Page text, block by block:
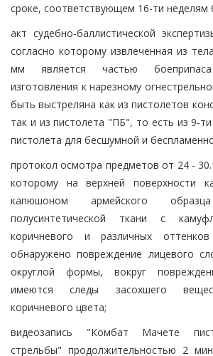
сроке, соответствующем 16-ти неделям
акт судебно-баллистической
согласно которому извлеченная из
мм является частью
изготовления к нарезному
быть выстреляна как из пистолетов
так и из пистолета "ПБ", то есть из 9-
пистолета для бесшумной и
протокол осмотра предметов от 24 -
которому на верхней поверхности
капюшоном армейского
полусинтетической ткани с
коричневого и различных
обнаружено повреждение лицевого
округлой формы, вокруг
имеются следы засохшего
коричневого цвета;
видеозапись "Комбат Мачете
стрельбы" продолжительностью 2